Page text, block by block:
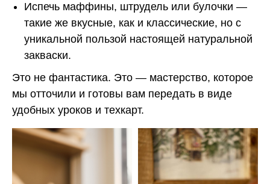
Испечь маффины, штрудель или булочки —
такие же вкусные, как и классические, но с
уникальной пользой настоящей натуральной
закваски.
Это не фантастика. Это — мастерство, которое
мы отточили и готовы вам передать в виде
удобных уроков и техкарт.